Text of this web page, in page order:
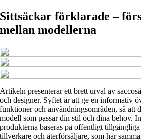
Sittsäckar förklarade –
mellan modellerna
Artikeln presenterar ett brett urval av
och designer. Syftet är att ge en informativ
funktioner och användningsområden, så att
modell som passar din stil och dina behov.
produkterna baseras på offentligt
tillverkare och återförsäljare, som har